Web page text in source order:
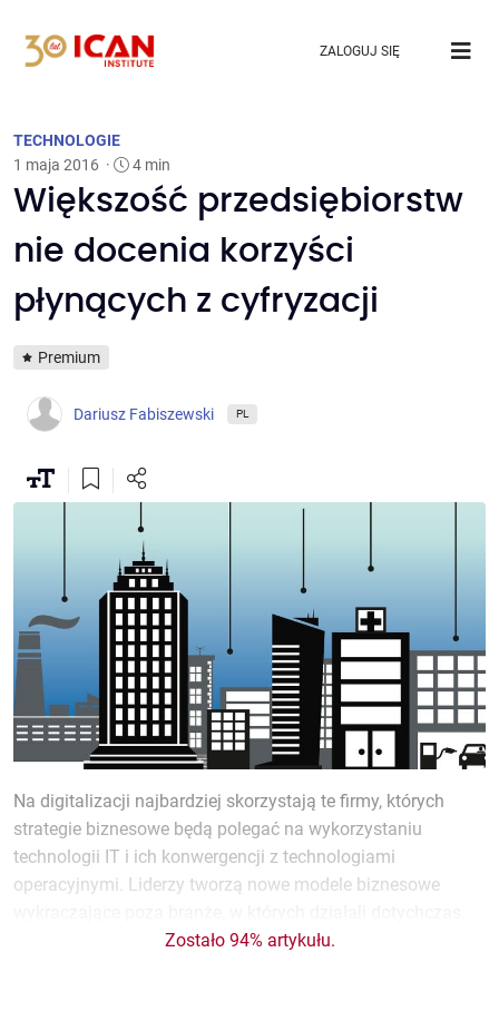
ZALOGUJ SIĘ
TECHNOLOGIE
1 maja 2016 · 4 min
Większość przedsiębiorstw
nie docenia korzyści
płynących z cyfryzacji
Premium
Dariusz Fabiszewski PL
Na digitalizacji najbardziej skorzystają te firmy, których
strategie biznesowe będą polegać na wykorzystaniu
technologii IT i ich konwergencji z technologiami
operacyjnymi. Liderzy tworzą nowe modele biznesowe
Zostało 94% artykułu.